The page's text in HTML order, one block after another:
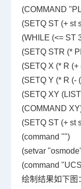
(COMMAND
(SETQ ST (+ st
(WHILE (<= ST
(SETQ STR (*
(SETQ X (* R
(SETQ Y (* R (-
(SETQ XY
(COMMAND
(SETQ ST (+ st
(command "")
(setvar
(command
绘制结果如下图